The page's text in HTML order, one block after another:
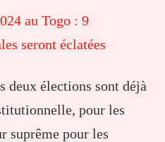
au Togo : 9
seront éclatées
deux élections sont déjà
pour les
suprême pour les